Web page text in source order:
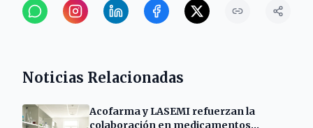
Noticias Relacionadas
Acofarma y LASEMI refuerzan la
colaboración en medicamentos